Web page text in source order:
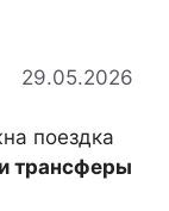
29.05.2026
поездка
трансферы